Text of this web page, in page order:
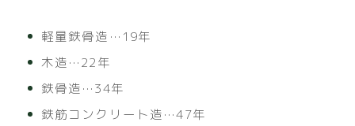
軽量鉄骨造…19年
木造…22年
鉄骨造…34年
鉄筋コンクリート造…47年